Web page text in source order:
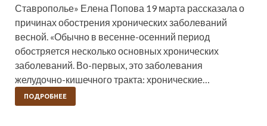
Ставрополье» Елена Попова 19 марта рассказала о
причинах обострения хронических заболеваний
весной. «Обычно в весенне-осенний период
обостряется несколько основных хронических
заболеваний. Во-первых, это заболевания
желудочно-кишечного тракта: хронические…
ПОДРОБНЕЕ